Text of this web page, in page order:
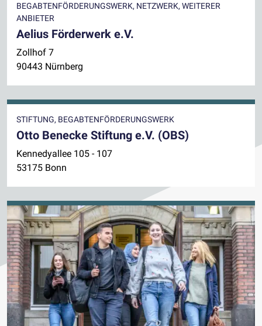
BEGABTENFÖRDERUNGSWERK, NETZWERK, WEITERER
ANBIETER
Aelius Förderwerk e.V.
Zollhof 7
90443 Nürnberg
STIFTUNG, BEGABTENFÖRDERUNGSWERK
Otto Benecke Stiftung e.V. (OBS)
Kennedyallee 105 - 107
53175 Bonn